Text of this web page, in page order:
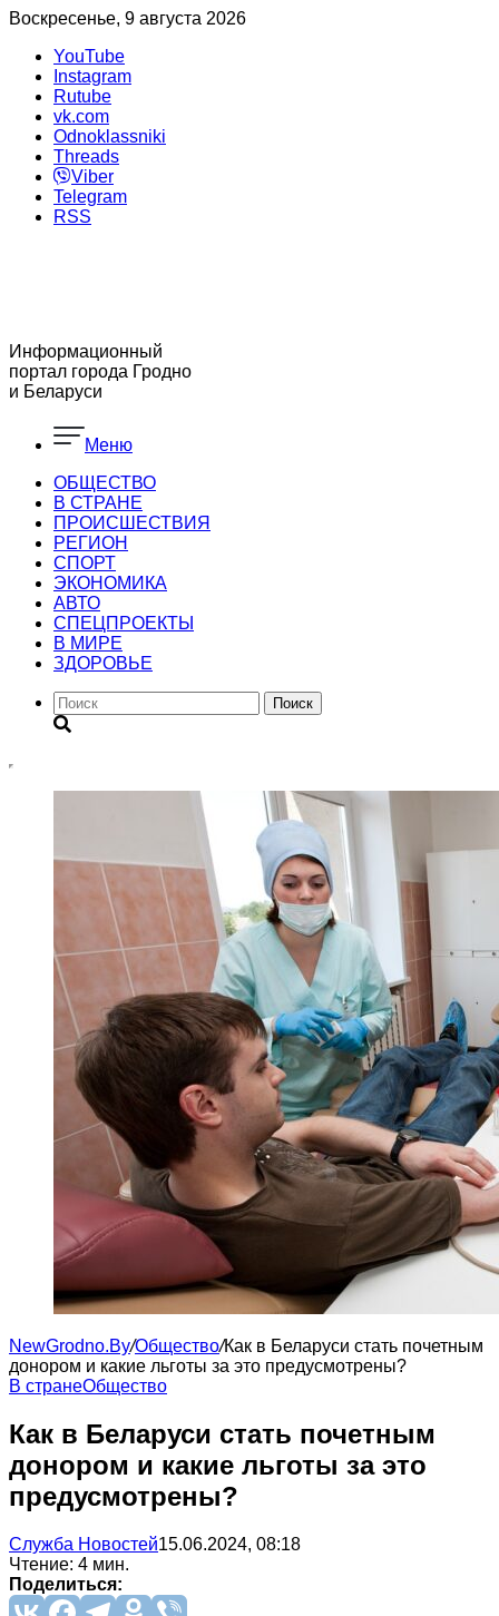
Воскресенье, 9 августа 2026
YouTube
Instagram
Rutube
vk.com
Odnoklassniki
Threads
Viber
Telegram
RSS
Информационный
портал города Гродно
и Беларуси
Меню
ОБЩЕСТВО
В СТРАНЕ
ПРОИСШЕСТВИЯ
РЕГИОН
CПОРТ
ЭКОНОМИКА
АВТО
СПЕЦПРОЕКТЫ
В МИРЕ
ЗДОРОВЬЕ
Поиск
NewGrodno.By/Общество/Как в Беларуси стать почетным
донором и какие льготы за это предусмотрены?
В странеОбщество
Как в Беларуси стать почетным
донором и какие льготы за это
предусмотрены?
Служба Новостей15.06.2024, 08:18
Чтение: 4 мин.
Поделиться: